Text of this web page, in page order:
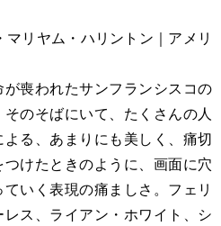
マリヤム・ハリントン｜アメリ
喪われたサンフランシスコの
のそばにいて、たくさんの人
る、あまりにも美しく、痛切
けたときのように、画面に穴
いく表現の痛ましさ。フェリ
ス、ライアン・ホワイト、シ